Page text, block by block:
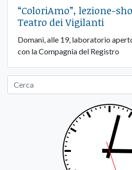
“ColoriAmo”, lezione-
Teatro dei Vigilanti
Domani, alle 19, laboratorio
con la Compagnia del Registro